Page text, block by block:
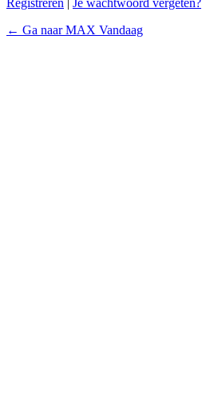
Registreren | Je wachtwoord vergeten?
← Ga naar MAX Vandaag